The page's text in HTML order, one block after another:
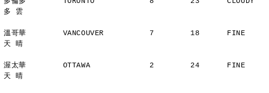
多 雲
溫哥華        VANCOUVER          7        18      FINE
天 晴
渥太華        OTTAWA             2        24      FINE
天 晴